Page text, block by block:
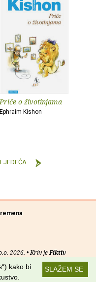
Priče o životinjama
Ephraim Kishon
2026. • Kriv jeFiktiv
RSS kanaliSLAŽEM SE
kako bi